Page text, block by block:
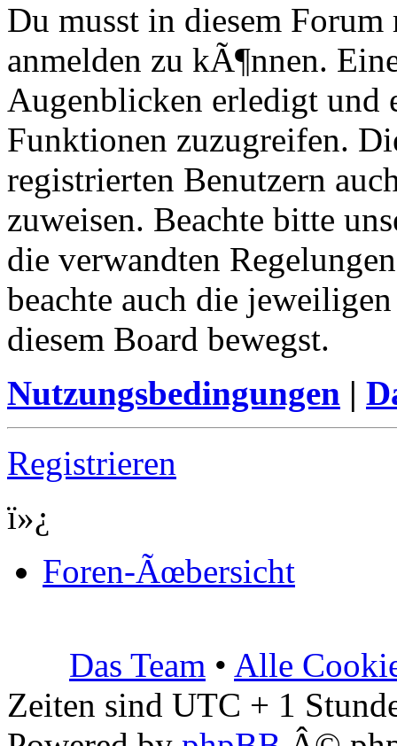
Du musst in diesem
anmelden zu kÃ¶nnen.
Augenblicken erledigt und
Funktionen zuzugreifen.
registrierten Benutzern
zuweisen. Beachte bitte
die verwandten
beachte auch die
diesem Board bewegst.
Nutzungsbedingungen |
Registrieren
ï»¿
Foren-Ãœbersicht
Das Team • Alle
Zeiten sind UTC + 1